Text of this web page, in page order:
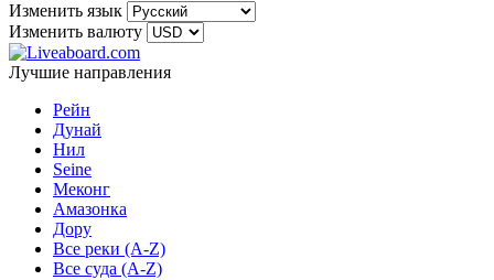
Изменить язык
Изменить валюту
Лучшие направления
Рейн
Дунай
Нил
Seine
Меконг
Амазонка
Дору
Все реки (A-Z)
Все суда (A-Z)